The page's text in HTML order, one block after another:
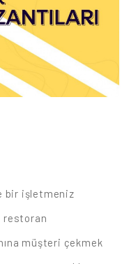
bir işletmeniz
restoran
müşteri çekmek